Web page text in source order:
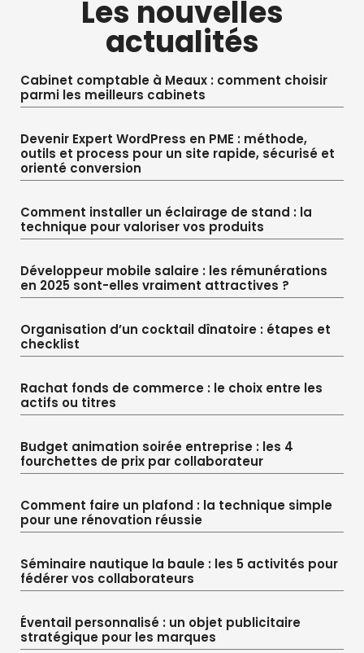
Les nouvelles
actualités
Cabinet comptable à Meaux : comment choisir
parmi les meilleurs cabinets
Devenir Expert WordPress en PME : méthode,
outils et process pour un site rapide, sécurisé et
orienté conversion
Comment installer un éclairage de stand : la
technique pour valoriser vos produits
Développeur mobile salaire : les rémunérations
en 2025 sont-elles vraiment attractives ?
Organisation d’un cocktail dînatoire : étapes et
checklist
Rachat fonds de commerce : le choix entre les
actifs ou titres
Budget animation soirée entreprise : les 4
fourchettes de prix par collaborateur
Comment faire un plafond : la technique simple
pour une rénovation réussie
Séminaire nautique la baule : les 5 activités pour
fédérer vos collaborateurs
Éventail personnalisé : un objet publicitaire
stratégique pour les marques